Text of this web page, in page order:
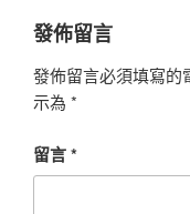
發佈留言
發佈留言必須填寫的
示為 *
留言*